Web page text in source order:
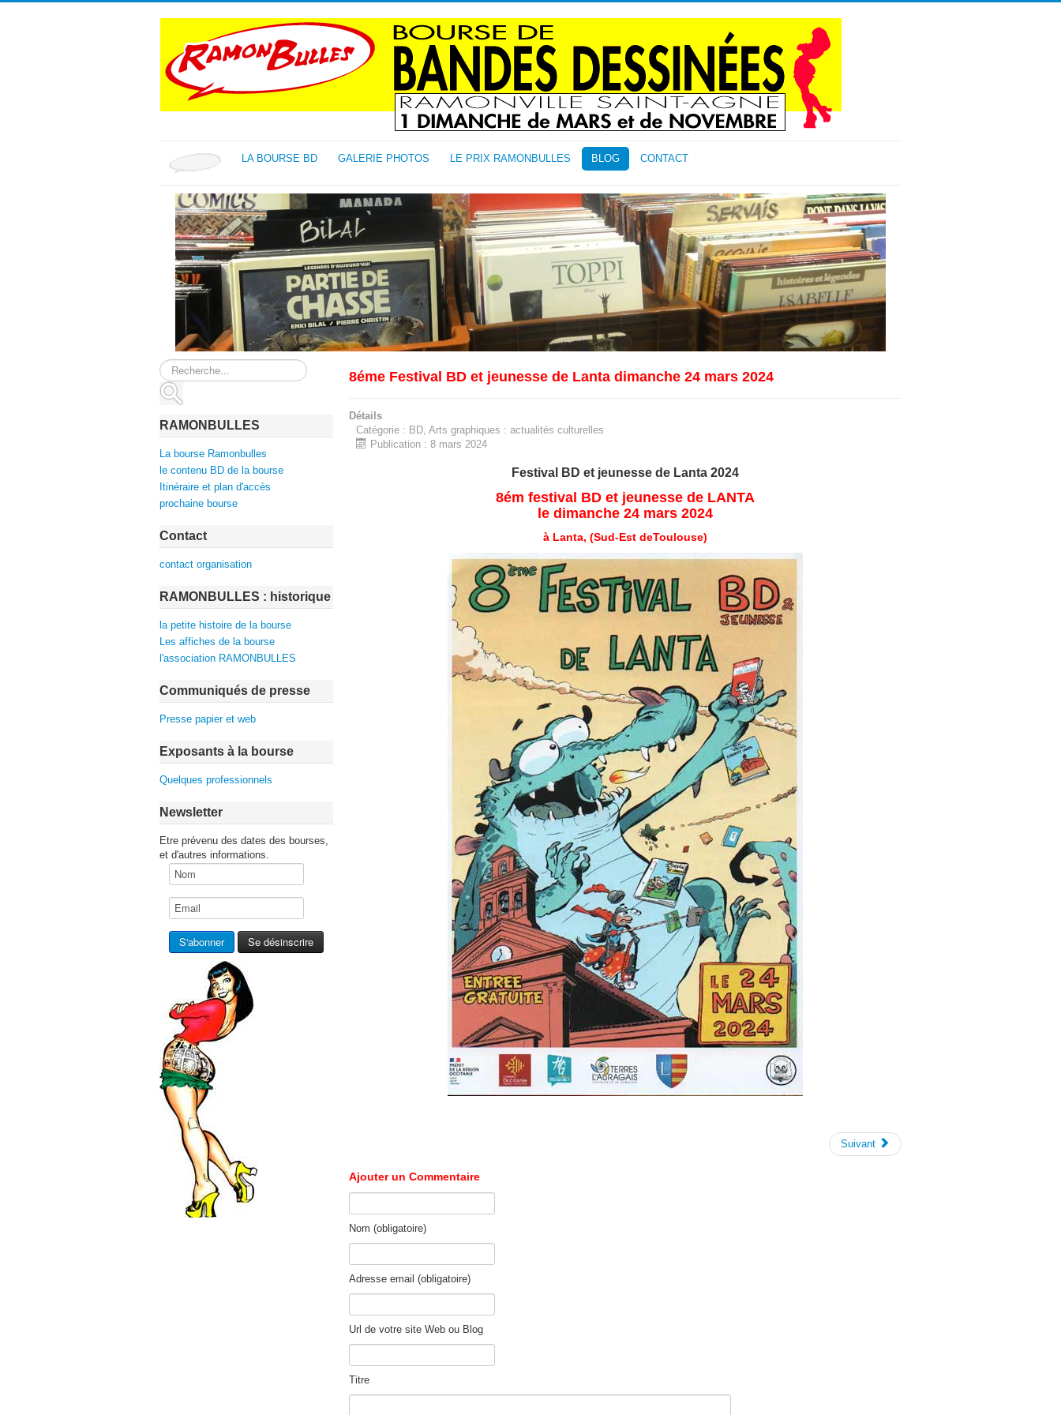
LA BOURSE BD GALERIE PHOTOS LE PRIX RAMONBULLES BLOG CONTACT
Rechercher
RAMONBULLES
La bourse Ramonbulles
le contenu BD de la bourse
Itinéraire et plan d'accès
prochaine bourse
Contact
contact organisation
RAMONBULLES : historique
la petite histoire de la bourse
Les affiches de la bourse
l'association RAMONBULLES
Communiqués de presse
Presse papier et web
Exposants à la bourse
Quelques professionnels
Newsletter
Etre prévenu des dates des bourses,
et d'autres informations.
8éme Festival BD et jeunesse de Lanta dimanche 24 mars 2024
Détails
Catégorie : BD, Arts graphiques : actualités culturelles
Publication : 8 mars 2024
Festival BD et jeunesse de Lanta 2024
8ém festival BD et jeunesse de LANTA
le dimanche 24 mars 2024
à Lanta, (Sud-Est deToulouse)
Suivant
Ajouter un Commentaire
Nom (obligatoire)
Adresse email (obligatoire)
Url de votre site Web ou Blog
Titre